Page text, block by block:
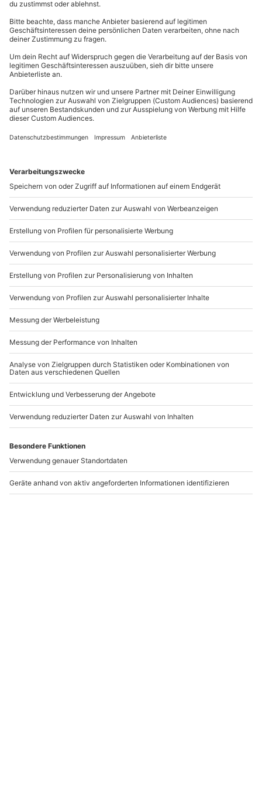
diesemaußergewöhnlichen Rennstreckenerlebnisin
Zandvoort ein unvergessliches Geschenk!
Teilnahme für Personen mit Handicap nach
Absprache mit dem Veranstalter teilweise möglich
Kein Alkohol-/Drogeneinfluss
Keine Herz-/Kreislaufprobleme, keine
Schwangerschaft
Unterschriebener Haftungsausschluss
Wetter
Bei heftigem Regen oder Sturm, Glätte oder Nebel
oder anderen Wetterbedingungen, die das Fahren
Ausrüstung & Kleidung
Wird gestellt: Helm, Haarnetz
Teilnehmer
Gutschein gültig für 1 Person
Kontakt & FAQ
mydaysGmbH
Mühldorfstraße 8
81671
Du erreichst uns telefonisch zu folgenden Zeiten,
außer an bundesweiten Feiertagen:
Du möchtest als Firma bestellen?
Sichere Dir attraktive Firmenkunden Vorteile.
089 / 21 12 90 20
Mo-Fr: 9-17 Uhr
b2b@mydays.de
www.b2b.mydays.de/
Artikelnummer:47354
Andere Produkte entdecken
Rennstreckentraining
Rennstreckentraining